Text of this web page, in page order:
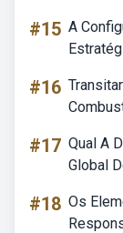
#15 A
#16
#17 Qual A
Global
#18 Os